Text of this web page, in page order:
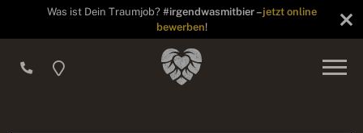
Was ist Dein Traumjob? #irgendwasmitbier –jetzt online
bewerben!